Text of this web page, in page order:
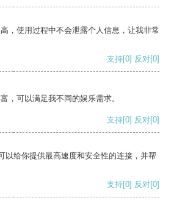
，使用过程中不会泄露个人信息，让我非常
支持[0] 反对[0]
，可以满足我不同的娱乐需求。
支持[0] 反对[0]
以给你提供最高速度和安全性的连接，并帮
支持[0] 反对[0]